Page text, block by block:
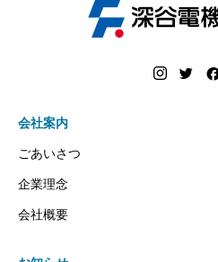
会社案内
ごあいさつ
企業理念
会社概要